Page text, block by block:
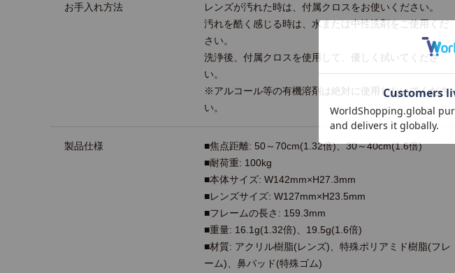
お手入れ方法
レンズが汚れた時は、付属クロスをお使いください。
汚れを酷く感じる時は、水または中性洗剤をご使用くだ
さい。
洗浄後、付属クロスを使用して、優しく拭いてくださ
い。
※アルコール等の有機溶剤は絶対に使用しないでくださ
い。
製品仕様
■焦点距離: 50～70cm(1.32倍)、30～40cm(1.6倍)
■耐荷重: 100kg
■本体サイズ: W142mm×H27.3mm
■レンズサイズ: W127mm×H23.5mm
■フレームの長さ: 159.3mm
■重量: 16.1g(1.32倍)、19.5g(1.6倍)
■材質: アクリル樹脂(レンズ)、特殊ポリアミド樹脂(フレ
ーム)、鼻パッド(特殊ゴム)